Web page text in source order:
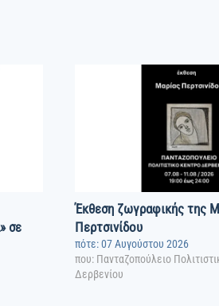
σε
Έκθεση ζωγραφικής της
Περτσινίδου
πότε: 07 Αυγούστου 2026
που: Πανταζοπούλειο
Δερβενίου